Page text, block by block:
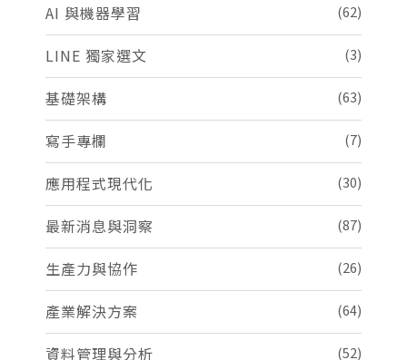
AI 與機器學習 (62)
LINE 獨家選文 (3)
基礎架構 (63)
寫手專欄 (7)
應用程式現代化 (30)
最新消息與洞察 (87)
生產力與協作 (26)
產業解決方案 (64)
資料管理與分析 (52)